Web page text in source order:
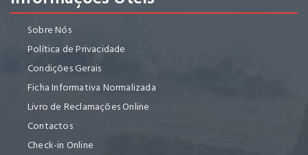
Sobre Nós
Política de Privacidade
Condições Gerais
Ficha Informativa Normalizada
Livro de Reclamações Online
Contactos
Check-in Online